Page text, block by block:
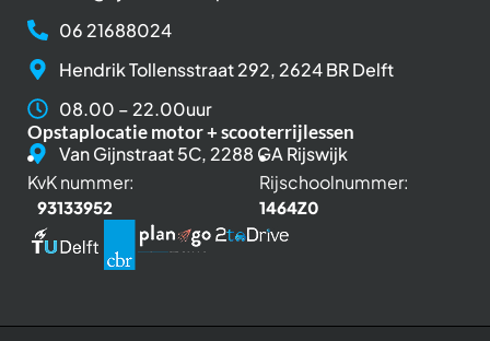
06 21688024
Hendrik Tollensstraat 292, 2624 BR Delft
08.00 – 22.00uur
Opstaplocatie motor + scooterrijlessen
Van Gijnstraat 5C, 2288 GA Rijswijk
KvK nummer:
93133952
Rijschoolnummer:
1464Z0